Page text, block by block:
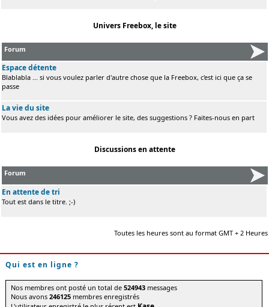
Univers Freebox, le site
Forum
Espace détente
Blablabla ... si vous voulez parler d'autre chose que la Freebox, c'est ici que ça se
passe
La vie du site
Vous avez des idées pour améliorer le site, des suggestions ? Faites-nous en part
Discussions en attente
Forum
En attente de tri
Tout est dans le titre. ;-)
Toutes les heures sont au format GMT + 2 Heures
Qui est en ligne ?
Nos membres ont posté un total de524943 messages
Nous avons246125 membres enregistrés